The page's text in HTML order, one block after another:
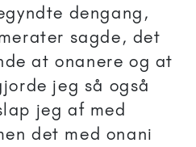
dengang,
sagde, det
at onanere og at
jeg så også
jeg af med
det med onani